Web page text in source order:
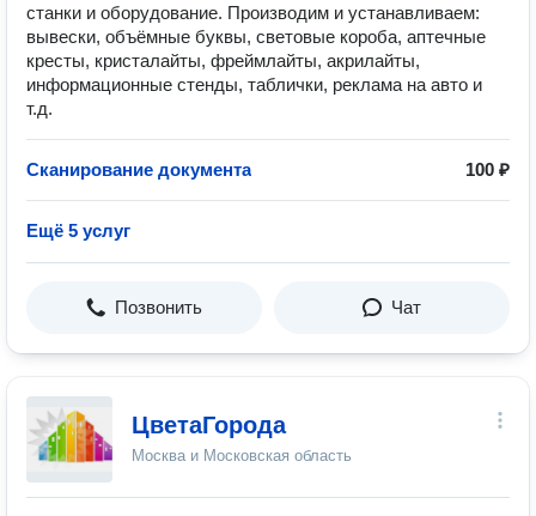
станки и оборудование. Производим и устанавливаем:
вывески, объёмные буквы, световые короба, аптечные
кресты, кристалайты, фреймлайты, акрилайты,
информационные стенды, таблички, реклама на авто и
т.д.
Сканирование документа 100 ₽
Ещё 5 услуг
Позвонить Чат
ЦветаГорода
Москва и Московская область